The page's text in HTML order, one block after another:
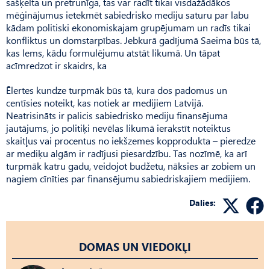
mēģinājumus ietekmēt sabiedrisko mediju saturu par labu
kādam politiski ekonomiskajam grupējumam un radīs tikai
konfliktus un domstarpības. Jebkurā gadījumā Saeima būs tā,
kas lems, kādu formulējumu atstāt likumā. Un tāpat
acīmredzot ir skaidrs, ka
Ēlertes kundze turpmāk būs tā, kura dos padomus un
centīsies noteikt, kas notiek ar medijiem Latvijā.
Neatrisināts ir palicis sabiedrisko mediju finansējuma
jautājums, jo politiķi nevēlas likumā ierakstīt noteiktus
skaitļus vai procentus no iekšzemes kopprodukta – pieredze
ar mediķu algām ir radījusi piesardzību. Tas nozīmē, ka arī
turpmāk katru gadu, veidojot budžetu, nāksies ar zobiem un
nagiem cīnīties par finansējumu sabiedriskajiem medijiem.
Dalies:
DOMAS UN VIEDOKĻI